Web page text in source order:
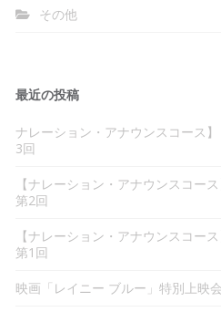
その他
最近の投稿
ナレーション・アナウンスコース
3回
【ナレーション・アナウンスコー
第2回
【ナレーション・アナウンスコー
第1回
映画「レイニー ブルー」特別上映